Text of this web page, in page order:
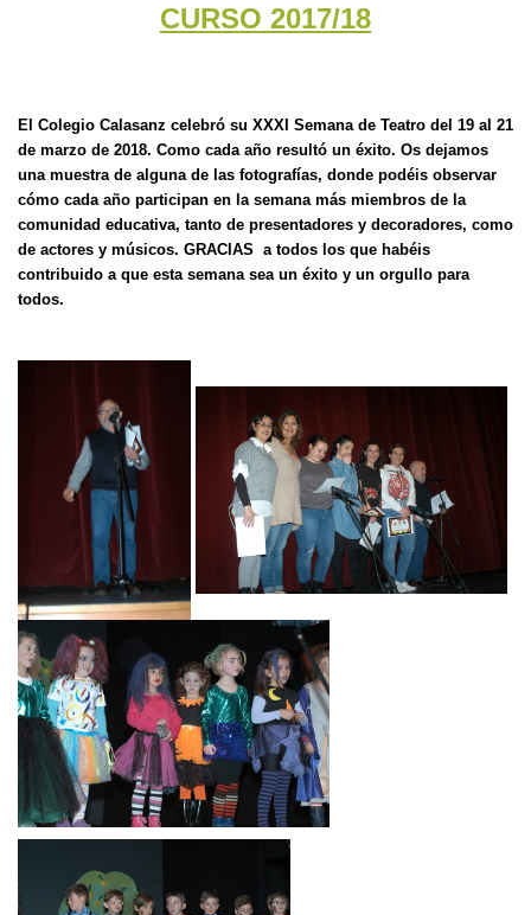
CURSO 2017/18
El Colegio Calasanz celebró su XXXI Semana de Teatro del 19 al 21
de marzo de 2018. Como cada año resultó un éxito. Os dejamos
una muestra de alguna de las fotografías, donde podéis observar
cómo cada año participan en la semana más miembros de la
comunidad educativa, tanto de presentadores y decoradores, como
de actores y músicos. GRACIAS a todos los que habéis
contribuido a que esta semana sea un éxito y un orgullo para
todos.